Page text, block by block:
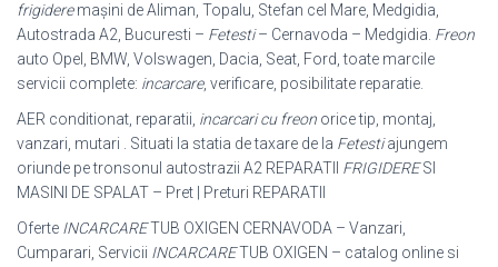
frigideremașini de Aliman, Topalu, Stefan cel Mare, Medgidia,
Autostrada A2, Bucuresti – Fetesti– Cernavoda – Medgidia. Freon
auto Opel, BMW, Volswagen, Dacia, Seat, Ford, toate marcile
servicii complete: incarcare, verificare, posibilitate reparatie.
AER conditionat, reparatii, incarcari cu freon orice tip, montaj,
vanzari, mutari . Situati la statia de taxare de la Fetestiajungem
oriunde pe tronsonul autostrazii A2 REPARATII FRIGIDERESI
MASINI DE SPALAT – Pret | Preturi REPARATII
Oferte INCARCARETUB OXIGEN CERNAVODA – Vanzari,
Cumparari, Servicii INCARCARETUB OXIGEN – catalog online si